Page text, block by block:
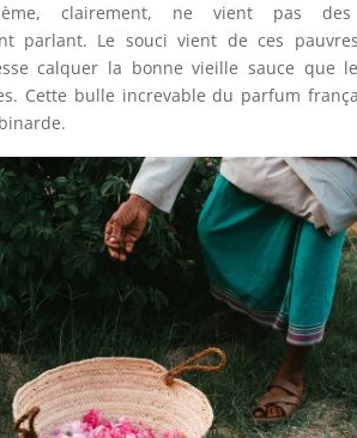
clairement, ne vient pas des
parlant. Le souci vient de ces
calquer la bonne vieille sauce que
Cette bulle increvable du parfum